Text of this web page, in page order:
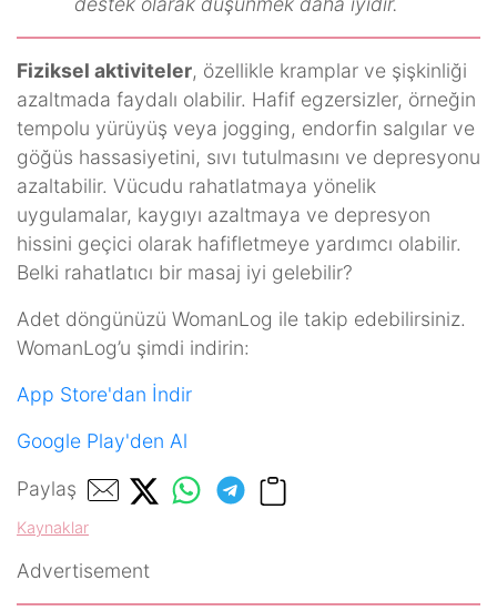
Fiziksel aktiviteler, özellikle kramplar ve şişkinliği
azaltmada faydalı olabilir. Hafif egzersizler, örneğin
tempolu yürüyüş veya jogging, endorfin salgılar ve
göğüs hassasiyetini, sıvı tutulmasını ve depresyonu
azaltabilir. Vücudu rahatlatmaya yönelik
uygulamalar, kaygıyı azaltmaya ve depresyon
hissini geçici olarak hafifletmeye yardımcı olabilir.
Belki rahatlatıcı bir masaj iyi gelebilir?
Adet döngünüzü WomanLog ile takip edebilirsiniz.
WomanLog’u şimdi indirin:
App Store'dan İndir
Google Play'den Al
Paylaş
Kaynaklar
Advertisement